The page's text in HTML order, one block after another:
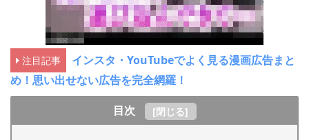
注目記事
インスタ・YouTubeでよく見る漫画広告まと
め！思い出せない広告を完全網羅！
目次
[閉じる]